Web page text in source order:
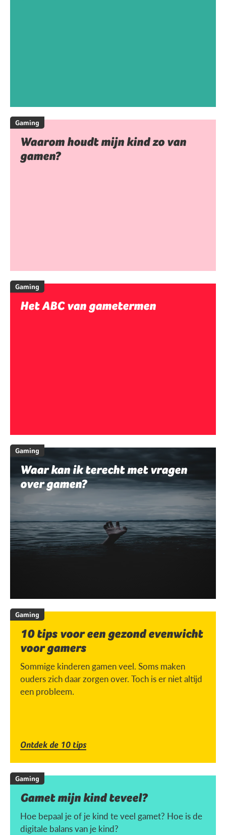
Gaming
Waarom houdt mijn kind zo van
gamen?
Gaming
Het ABC van gametermen
Gaming
Waar kan ik terecht met vragen
over gamen?
Gaming
10 tips voor een gezond evenwicht
voor gamers
Sommige kinderen gamen veel. Soms maken
ouders zich daar zorgen over. Toch is er niet altijd
een probleem.
Ontdek de 10 tips
Gaming
Gamet mijn kind teveel?
Hoe bepaal je of je kind te veel gamet? Hoe is de
digitale balans van je kind?